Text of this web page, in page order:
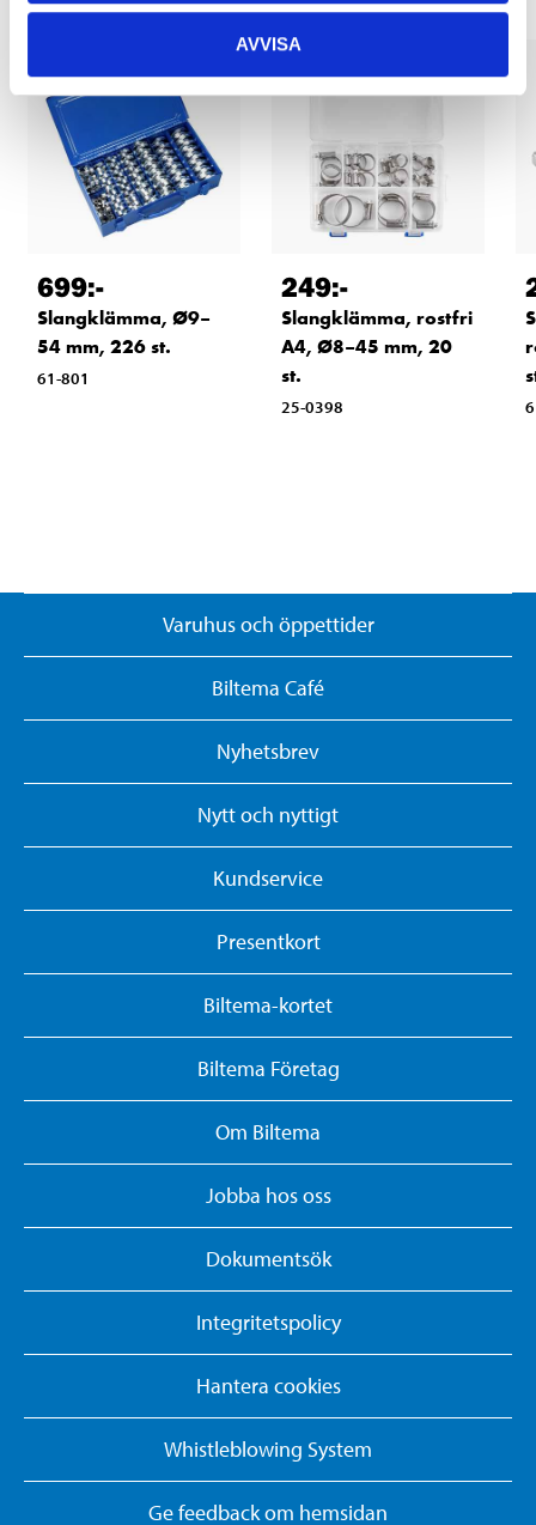
AVVISA
699:-
Slangklämma, Ø9–
54 mm, 226 st.
61-801
249:-
Slangklämma, rostfri
A4, Ø8–45 mm, 20
st.
25-0398
Varuhus och öppettider
Biltema Café
Nyhetsbrev
Nytt och nyttigt
Kundservice
Presentkort
Biltema-kortet
Biltema Företag
Om Biltema
Jobba hos oss
Dokumentsök
Integritetspolicy
Hantera cookies
Whistleblowing System
Ge feedback om hemsidan